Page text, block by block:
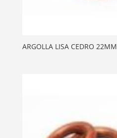
ARGOLLA LISA CEDRO 22MM